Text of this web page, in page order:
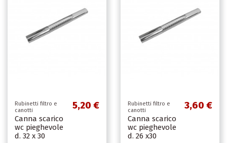
Rubinetti filtro e
canotti
Canna scarico
wc pieghevole
d. 32 x 30
5,20 €
Rubinetti filtro e
canotti
Canna scarico
wc pieghevole
d. 26 x30
3,60 €